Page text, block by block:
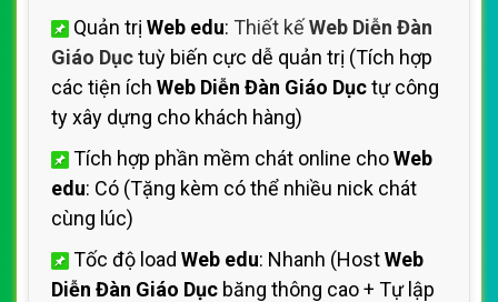
Quản trị Web edu: Thiết kếWeb Diễn Đàn
Giáo Dụctuỳ biến cực dễ quản trị (Tích hợp
các tiện ích Web Diễn Đàn Giáo Dụctự công
ty xây dựng cho khách hàng)
Tích hợp phần mềm chát online choWeb
edu: Có (Tặng kèm có thể nhiều nick chát
cùng lúc)
Tốc độ load Web edu: Nhanh (HostWeb
Diễn Đàn Giáo Dục băng thông cao + Tự lập